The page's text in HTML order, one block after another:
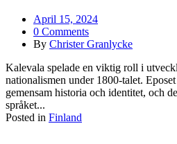
April 15, 2024
0 Comments
By Christer Granlycke
Kalevala spelade en viktig roll i
nationalismen under 1800-talet.
gemensam historia och identitet, och
språket...
Posted in Finland